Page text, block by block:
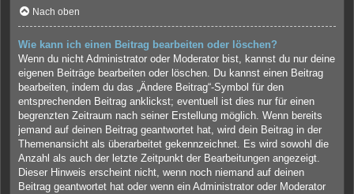
Nach oben
Wie kann ich einen Beitrag bearbeiten oder löschen?
Wenn du nicht Administrator oder Moderator bist, kannst du nur deine
eigenen Beiträge bearbeiten oder löschen. Du kannst einen Beitrag
bearbeiten, indem du das „Ändere Beitrag“-Symbol für den
entsprechenden Beitrag anklickst; eventuell ist dies nur für einen
begrenzten Zeitraum nach seiner Erstellung möglich. Wenn bereits
jemand auf deinen Beitrag geantwortet hat, wird dein Beitrag in der
Themenansicht als überarbeitet gekennzeichnet. Es wird sowohl die
Anzahl als auch der letzte Zeitpunkt der Bearbeitungen angezeigt.
Dieser Hinweis erscheint nicht, wenn noch niemand auf deinen
Beitrag geantwortet hat oder wenn ein Administrator oder Moderator